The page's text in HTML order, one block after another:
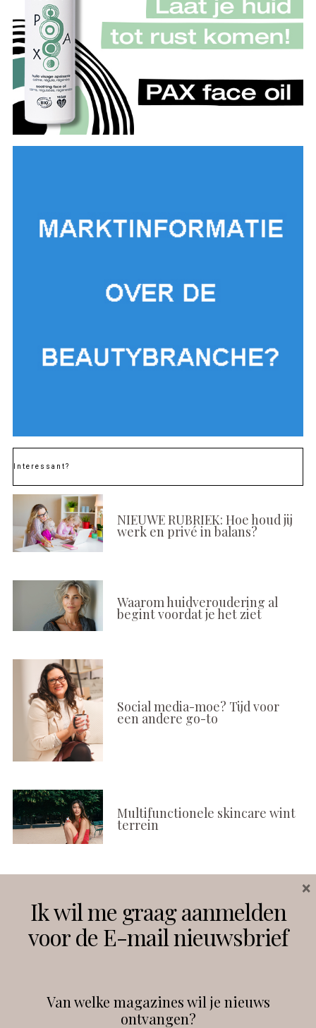
Interessant?
NIEUWE RUBRIEK: Hoe houd jij
werk en privé in balans?
Waarom huidveroudering al
begint voordat je het ziet
Social media-moe? Tijd voor
een andere go-to
Multifunctionele skincare wint
terrein
Instagram Facebook
Ik wil me graag aanmelden
voor de E-mail nieuwsbrief
Van welke magazines wil je nieuws
ontvangen?
×